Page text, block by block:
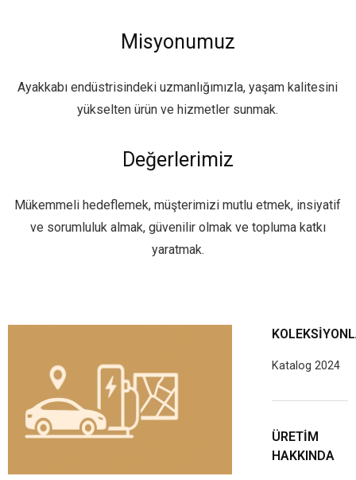
Misyonumuz
Ayakkabı endüstrisindeki uzmanlığımızla, yaşam kalitesini
yükselten ürün ve hizmetler sunmak.
Değerlerimiz
Mükemmeli hedeflemek, müşterimizi mutlu etmek, insiyatif
ve sorumluluk almak, güvenilir olmak ve topluma katkı
yaratmak.
Katalog 2024
ÜRETİM
HAKKINDA